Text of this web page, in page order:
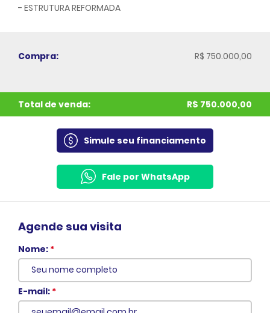
- ESTRUTURA REFORMADA
Compra: R$ 750.000,00
Total de venda: R$ 750.000,00
Simule seu financiamento
Fale por WhatsApp
Agende sua visita
Nome: *
E-mail: *